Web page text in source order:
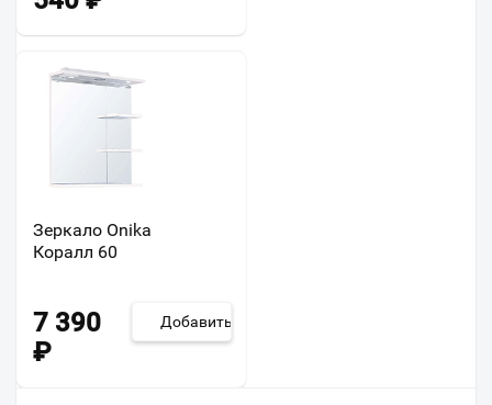
Зеркало Onika
Коралл 60
7 390
₽
Добавить